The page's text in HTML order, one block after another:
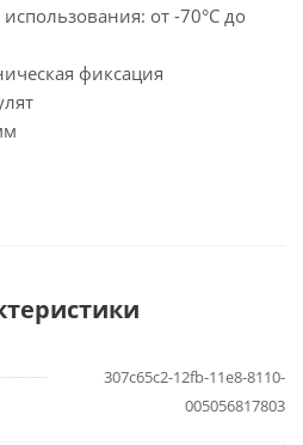
от -70°С до
фиксация
307c65c2-12fb-11e8-8110-
005056817803